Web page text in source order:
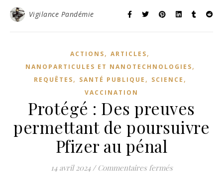
Vigilance Pandémie
ACTIONS, ARTICLES,
NANOPARTICULES ET NANOTECHNOLOGIES,
REQUÊTES, SANTÉ PUBLIQUE , SCIENCE ,
VACCINATION
Protégé : Des preuves
permettant de poursuivre
Pfizer au pénal
14 avril 2024 / Commentaires ferméssur Protégé :